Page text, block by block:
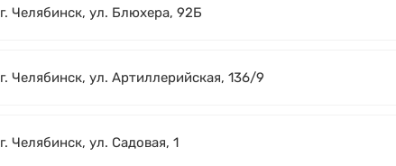
г. Челябинск, ул. Блюхера, 92Б
г. Челябинск, ул. Артиллерийская, 136/9
г. Челябинск, ул. Садовая, 1